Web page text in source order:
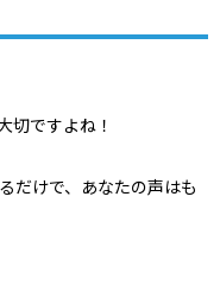
切ですよね！
だけで、あなたの声はも